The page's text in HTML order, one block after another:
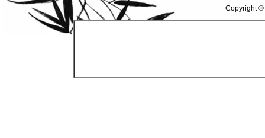
Copyright ©